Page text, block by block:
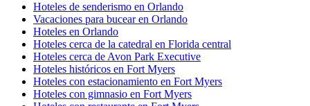
Hoteles de senderismo en Orlando
Vacaciones para bucear en Orlando
Hoteles en Orlando
Hoteles cerca de la catedral en Florida central
Hoteles cerca de Avon Park Executive
Hoteles históricos en Fort Myers
Hoteles con estacionamiento en Fort Myers
Hoteles con gimnasio en Fort Myers